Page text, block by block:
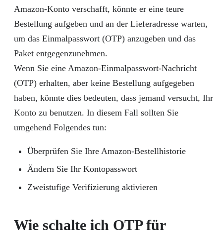
Amazon-Konto verschafft, könnte er eine teure
Bestellung aufgeben und an der Lieferadresse warten,
um das Einmalpasswort (OTP) anzugeben und das
Paket entgegenzunehmen.
Wenn Sie eine Amazon-Einmalpasswort-Nachricht
(OTP) erhalten, aber keine Bestellung aufgegeben
haben, könnte dies bedeuten, dass jemand versucht, Ihr
Konto zu benutzen. In diesem Fall sollten Sie
umgehend Folgendes tun:
Überprüfen Sie Ihre Amazon-Bestellhistorie
Ändern Sie Ihr Kontopasswort
Zweistufige Verifizierung aktivieren
Wie schalte ich OTP für